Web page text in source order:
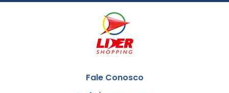
Fale Conosco